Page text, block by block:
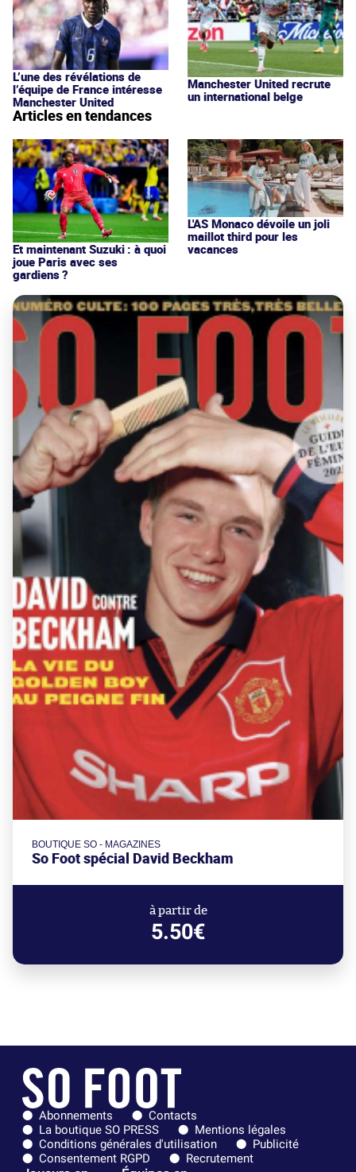
L’une des révélations de
l’équipe de France intéresse
Manchester United
Manchester United recrute
un international belge
Articles en tendances
Et maintenant Suzuki : à quoi
joue Paris avec ses
gardiens ?
L'AS Monaco dévoile un joli
maillot third pour les
vacances
BOUTIQUE SO - MAGAZINES
So Foot spécial David Beckham
à partir de
5.50€
Abonnements
Contacts
La boutique SO PRESS
Mentions légales
Conditions générales d'utilisation
Publicité
Consentement RGPD
Recrutement